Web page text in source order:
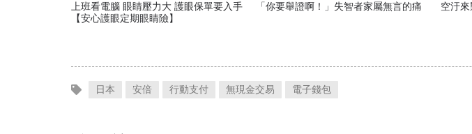
上班看電腦 眼睛壓力大 護眼保單要入手
【安心護眼定期眼睛險】
「你要舉證啊！」失智者家屬無言的痛 空汙
日本 安倍 行動支付 無現金交易 電子錢包